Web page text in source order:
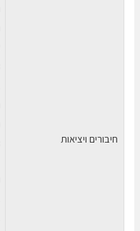
חיבורים ויציאות